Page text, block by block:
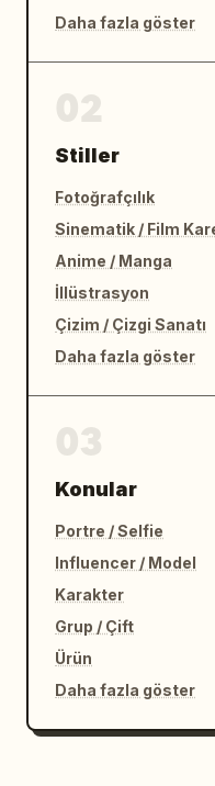
Daha fazla göster
Stiller
Fotoğrafçılık
Sinematik / Film
Anime / Manga
İllüstrasyon
Çizim / Çizgi Sanatı
Daha fazla göster
Konular
Portre / Selfie
Influencer / Model
Karakter
Grup / Çift
Ürün
Daha fazla göster